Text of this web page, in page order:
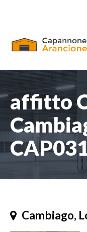
affitto
Cambiago,